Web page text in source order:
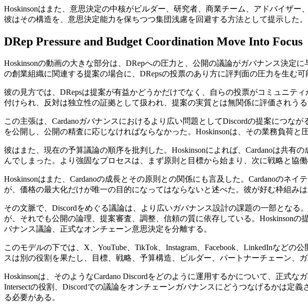
Hoskinsonはまた、意思決定の中核がビルダー、研究者、商業チーム、アドバイザ
彼はその構造を、意思決定能力を保ちつつ集団浅慮を回避する方法として提示した。
DRep Pressure and Budget Coordination Move Into Focus
Hoskinsonの動画の大きな部分は、DRepへの圧力と、公開の議論がガバナンス決定
の創業組織に関連する提案の場合に、DRepsの投票のあり方に評判面の圧力を生む可
彼の見方では、DRepsは提案が有益かどうかだけでなく、自らの投票がコミュニテ
付けられ、反対は独立性の証拠として扱われ、提案の実質とは無関係に評価されうる
この主張は、Cardanoガバナンスにおけるより広い問題としてDiscordの提案につな
を公開し、公開の精査に応じなければならなかった。Hoskinsonは、その業務負荷と
彼はまた、現在の予算議論の順序を批判した。Hoskinsonによれば、Cardanoは共
んでしまった。より強固なプロセスは、まず原則と目標から始まり、次に戦略と協
Hoskinsonはまた、Cardanoの成長とその原則との関係にも言及した。Cardanoのネ
が、価格の最大化だけが唯一の目的になってはならないと述べた。彼が好む枠組み
その文脈で、Discordをめぐる議論は、より広いガバナンス設計の課題の一部となる
が、それでも公開の論理、提案審査、調整、信頼の質に依存している。Hoskinson
バナンス議論、正式なオンチェーン意思決定を分離する。
このモデルの下では、X、YouTube、TikTok、Instagram、Facebook、LinkedInなど
スは別の役割を果たし、目標、戦略、予算構造、ビルダー、パートナーチェーン、
Hoskinsonは、そのようなCardano Discordをどのように運用するかについて、正式
Intersectの役割、Discordでの議論をオンチェーンガバナンスにどうつなげるかは定
る必要がある。